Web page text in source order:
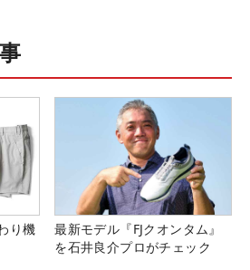
り機
最新モデル『FJクオンタム』
を石井良介プロがチェック